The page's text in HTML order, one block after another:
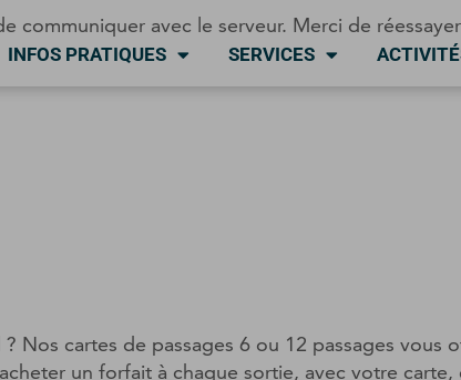
communiquer avec le serveur. Merci de
INFOS PRATIQUES SERVICES
Nos cartes de passages 6 ou 12 passages vous
un forfait à chaque sortie, avec votre